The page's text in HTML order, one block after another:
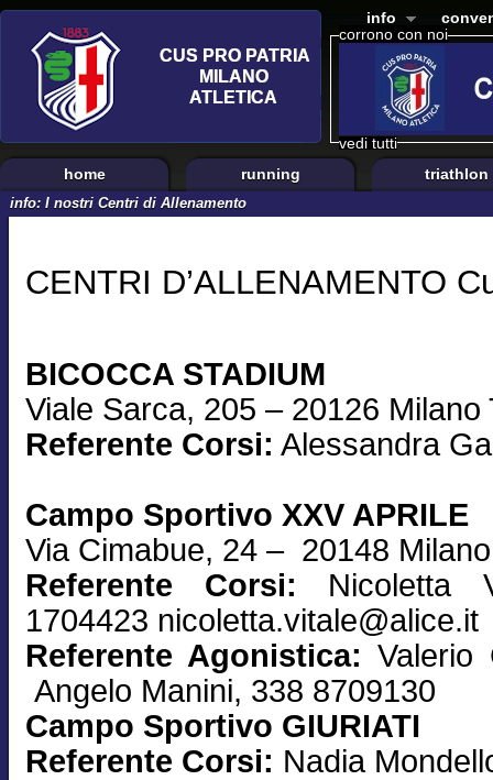
corrono con noi
vedi tutti
info
home running triathlon
info: I nostri Centri di Allenamento
CENTRI D’ALLENAMENTO
BICOCCA STADIUM
Viale Sarca, 205 – 20126 Milano
Referente Corsi: Alessandra
Campo Sportivo XXV APRILE
Via Cimabue, 24 – 20148 Milano
Referente Corsi: Nicoletta
1704423 nicoletta.vitale@alice.it
Referente Agonistica:Valerio
Angelo Manini, 338 8709130
Campo Sportivo GIURIATI
Referente Corsi: Nadia